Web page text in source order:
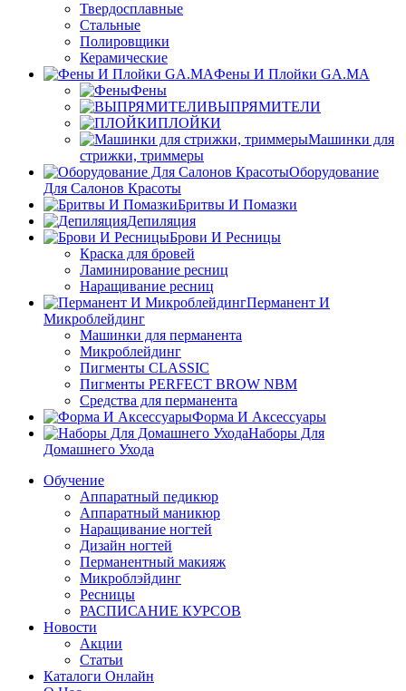
Твердосплавные
Стальные
Полировщики
Керамические
Фены И Плойки GA.MA
Фены
ВЫПРЯМИТЕЛИ
ПЛОЙКИ
Машинки для
стрижки, триммеры
Оборудование
Для Салонов Красоты
Бритвы И Помазки
Депиляция
Брови И Ресницы
Краска для бровей
Ламинирование ресниц
Наращивание ресниц
Перманент И
Микроблейдинг
Машинки для перманента
Микроблейдинг
Пигменты CLASSIC
Пигменты PERFECT BROW NBM
Средства для перманента
Форма И Аксессуары
Наборы Для
Домашнего Ухода
Обучение
Аппаратный педикюр
Аппаратный маникюр
Наращивание ногтей
Дизайн ногтей
Перманентный макияж
Микроблэйдинг
Ресницы
РАСПИСАНИЕ КУРСОВ
Новости
Акции
Статьи
Каталоги Онлайн